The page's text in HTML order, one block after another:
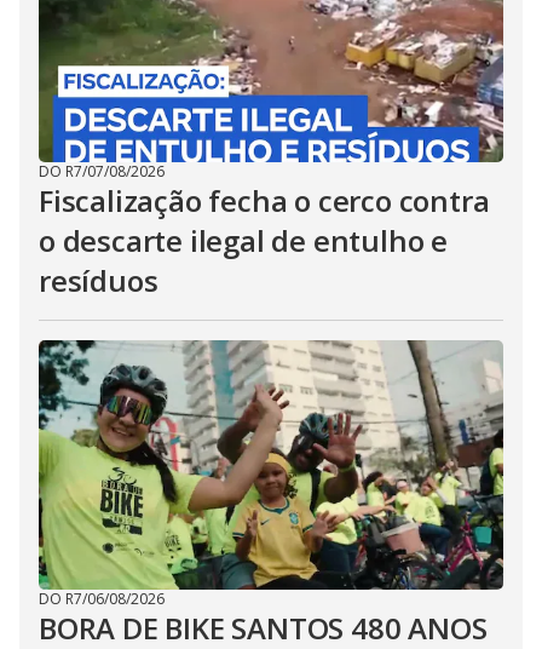
DO R7/07/08/2026
Fiscalização fecha o cerco contra
o descarte ilegal de entulho e
resíduos
DO R7/06/08/2026
BORA DE BIKE SANTOS 480 ANOS